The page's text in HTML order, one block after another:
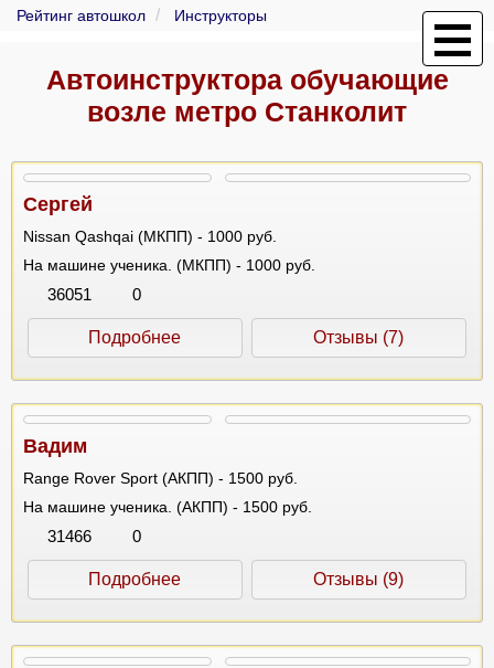
Рейтинг автошкол Инструкторы
Автоинструктора обучающие
возле метро Станколит
Сергей
Nissan Qashqai (МКПП) - 1000 руб.
На машине ученика. (МКПП) - 1000 руб.
36051 0
Подробнее Отзывы (7)
Вадим
Range Rover Sport (АКПП) - 1500 руб.
На машине ученика. (АКПП) - 1500 руб.
31466 0
Подробнее Отзывы (9)